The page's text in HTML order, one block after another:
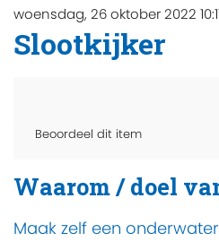
woensdag, 26 oktober 2022
Slootkijker
Beoordeel dit item
Waarom / doel
Maak zelf een